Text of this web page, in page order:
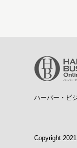
ハーバー・ビ
Copyright